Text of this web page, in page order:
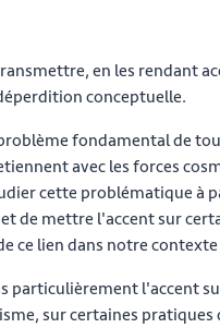
en les rendant
conceptuelle.
fondamental de
avec les forces
cette problématique à
et de mettre l'accent sur
ce lien dans notre
particulièrement l'accent
sur certaines